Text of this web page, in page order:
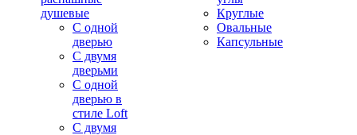
душевые
С одной
дверью
С двумя
дверьми
С одной
дверью в
стиле Loft
С двумя
Круглые
Овальные
Капсульные